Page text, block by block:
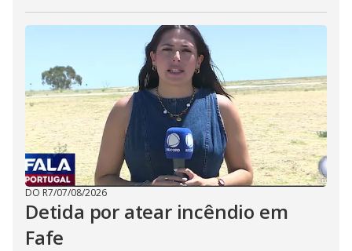
DO R7/07/08/2026
Detida por atear incêndio em
Fafe